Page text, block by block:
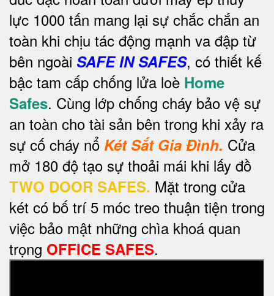
lực 1000 tấn mang lại sự chắc chắn an
toàn khi chịu tác động mạnh va đập từ
bên ngoài SAFE IN SAFES, có thiết kế
bậc tam cấp chống lửa loè Home
Safes. Cùng lớp chống cháy bảo vệ sự
an toàn cho tài sản bên trong khi xảy ra
sự cố cháy nổ Két Sắt Gia Đình. Cửa
mở 180 độ tạo sự thoải mái khi lấy đồ
TWO DOOR SAFES. Mặt trong cửa
két có bố trí 5 móc treo thuận tiện trong
việc bảo mật những chìa khoá quan
trọng OFFICE SAFES.